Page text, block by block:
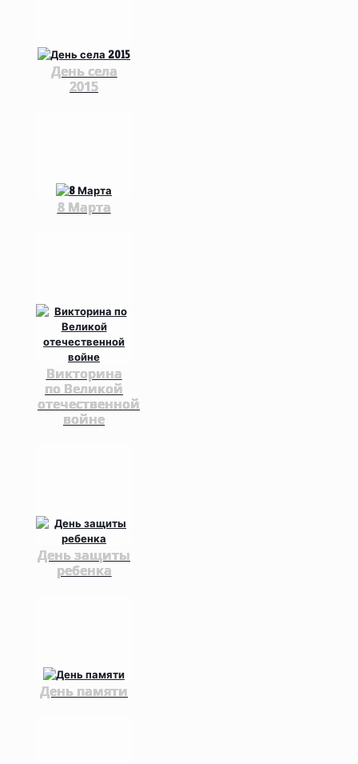
День села
2015
8 Марта
Викторина
по Великой
отечественной
войне
День защиты
ребенка
День памяти